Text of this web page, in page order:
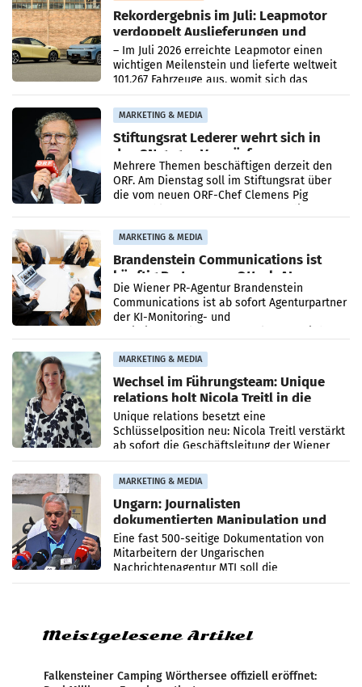
Rekordergebnis im Juli: Leapmotor
verdoppelt Auslieferungen und
überschreitet die 100.000er-Marke
– Im Juli 2026 erreichte Leapmotor einen
wichtigen Meilenstein und lieferte weltweit
101.267 Fahrzeuge aus, womit sich das
Ergebnis gegenüber Juli 2025 mehr als
verdoppelte (+102
MARKETING & MEDIA
Stiftungsrat Lederer wehrt sich in
den SN gegen Vorwürfe
Mehrere Themen beschäftigen derzeit den
ORF. Am Dienstag soll im Stiftungsrat über
die vom neuen ORF-Chef Clemens Pig
MARKETING & MEDIA
Brandenstein Communications ist
künftig Partner von OtterlyAI
Die Wiener PR-Agentur Brandenstein
Communications ist ab sofort Agenturpartner
der KI-Monitoring- und
MARKETING & MEDIA
Wechsel im Führungsteam: Unique
relations holt Nicola Treitl in die
Geschäftsleitung
Unique relations besetzt eine
Schlüsselposition neu: Nicola Treitl verstärkt
ab sofort die Geschäftsleitung der Wiener
PR-Agentur an der Seite von Josef Kalina und
Anna Kalina-Mahr.
MARKETING & MEDIA
Ungarn: Journalisten
dokumentierten Manipulation und
Zensur
Eine fast 500-seitige Dokumentation von
Mitarbeitern der Ungarischen
Nachrichtenagentur MTI soll die
systematische Nachrichten-Manipulation und
Meistgelesene Artikel
Falkensteiner Camping Wörthersee offiziell eröffnet: